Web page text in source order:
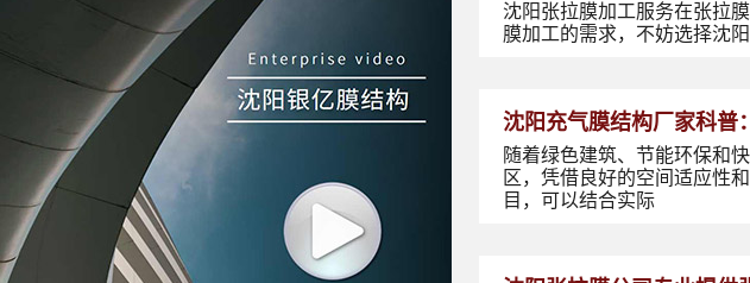
沈阳张拉膜加工服务在张拉
膜加工的需求，不妨选择沈
沈阳充气膜结构厂家科普
随着绿色建筑、节能环保和
区，凭借良好的空间适应性
目，可以结合实际